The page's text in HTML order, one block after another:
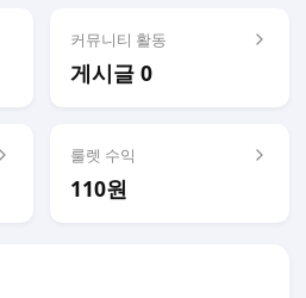
커뮤니티 활동
게시글 0
룰렛 수익
110원